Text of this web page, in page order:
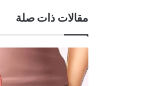
مقالات ذات صلة